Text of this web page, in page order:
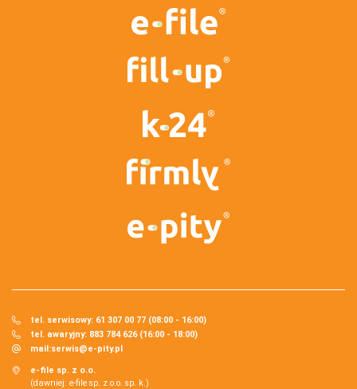
tel. serwisowy: 61 307 00 77 (08:00 - 16:00)
tel. awaryjny: 883 784 626 (16:00 - 18:00)
mail:serwis@e-pity.pl
e-file sp. z o.o.
(dawniej: e-file sp. z o.o. sp. k.)